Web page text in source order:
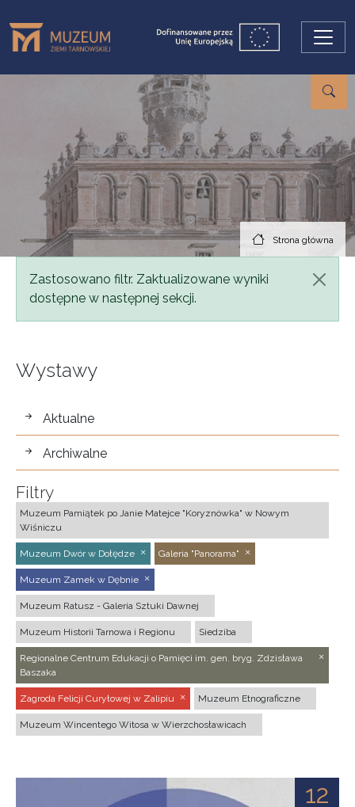
Strona główna
Komunikat
Zastosowano filtr. Zaktualizowane wyniki
dostępne w następnej sekcji.
Wystawy
wystawy
Aktualne
Archiwalne
Filtry
Muzeum Pamiątek po Janie Matejce "Koryznówka" w Nowym
Wiśniczu
Muzeum Dwór w Dołędze Galeria "Panorama"
Muzeum Zamek w Dębnie
Muzeum Ratusz - Galeria Sztuki Dawnej
Muzeum Historii Tarnowa i Regionu Siedziba
Regionalne Centrum Edukacji o Pamięci im. gen. bryg. Zdzisława
Baszaka
Zagroda Felicji Curyłowej w Zalipiu Muzeum Etnograficzne
Muzeum Wincentego Witosa w Wierzchosławicach
12